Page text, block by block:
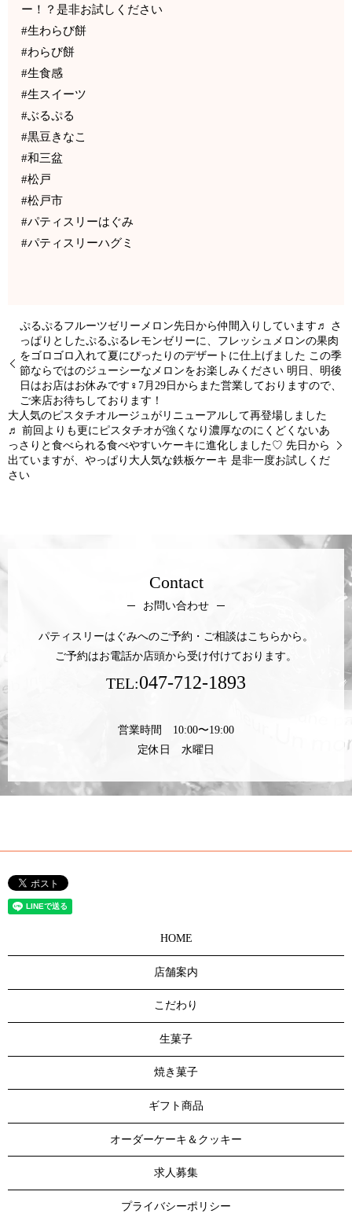
ー！？是非お試しください
#生わらび餅
#わらび餅
#生食感
#生スイーツ
#ぶるぷる
#黒豆きなこ
#和三盆
#松戸
#松戸市
#パティスリーはぐみ
#パティスリーハグミ
ぷるぷるフルーツゼリーメロン先日から仲間入りしています♬ さ
っぱりとしたぷるぷるレモンゼリーに、フレッシュメロンの果肉
をゴロゴロ入れて夏にぴったりのデザートに仕上げました この季
節ならではのジューシーなメロンをお楽しみください 明日、明後
日はお店はお休みです‍♀️7月29日からまた営業しておりますので、
ご来店お待ちしております！
大人気のピスタチオルージュがリニューアルして再登場しました
♬ 前回よりも更にピスタチオが強くなり濃厚なのにくどくないあ
っさりと食べられる食べやすいケーキに進化しました♡ 先日から
出ていますが、やっぱり大人気な鉄板ケーキ 是非一度お試しくだ
さい
Contact
お問い合わせ
パティスリーはぐみへのご予約・ご相談はこちらから。
ご予約はお電話か店頭から受け付けております。
TEL:047-712-1893
営業時間 10:00〜19:00
定休日 水曜日
HOME
店舗案内
こだわり
生菓子
焼き菓子
ギフト商品
オーダーケーキ＆クッキー
求人募集
プライバシーポリシー